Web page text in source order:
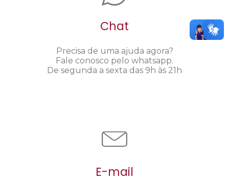
Chat
Precisa de uma ajuda agora?
Fale conosco pelo whatsapp.
De segunda a sexta das 9h às 21h
E-mail